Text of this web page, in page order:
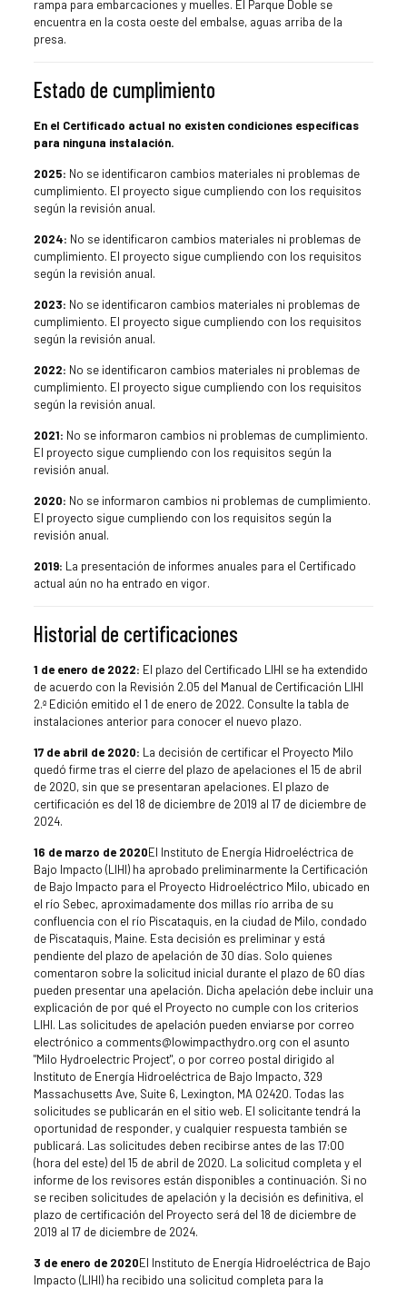
rampa para embarcaciones y muelles. El Parque Doble se
encuentra en la costa oeste del embalse, aguas arriba de la
presa.
Estado de cumplimiento
En el Certificado actual no existen condiciones específicas
para ninguna instalación.
2025: No se identificaron cambios materiales ni problemas de
cumplimiento. El proyecto sigue cumpliendo con los requisitos
según la revisión anual.
2024: No se identificaron cambios materiales ni problemas de
cumplimiento. El proyecto sigue cumpliendo con los requisitos
según la revisión anual.
2023: No se identificaron cambios materiales ni problemas de
cumplimiento. El proyecto sigue cumpliendo con los requisitos
según la revisión anual.
2022: No se identificaron cambios materiales ni problemas de
cumplimiento. El proyecto sigue cumpliendo con los requisitos
según la revisión anual.
2021: No se informaron cambios ni problemas de cumplimiento.
El proyecto sigue cumpliendo con los requisitos según la
revisión anual.
2020: No se informaron cambios ni problemas de cumplimiento.
El proyecto sigue cumpliendo con los requisitos según la
revisión anual.
2019: La presentación de informes anuales para el Certificado
actual aún no ha entrado en vigor.
Historial de certificaciones
1 de enero de 2022: El plazo del Certificado LIHI se ha extendido
de acuerdo con la Revisión 2.05 del Manual de Certificación LIHI
2.ª Edición emitido el 1 de enero de 2022. Consulte la tabla de
instalaciones anterior para conocer el nuevo plazo.
17 de abril de 2020: La decisión de certificar el Proyecto Milo
quedó firme tras el cierre del plazo de apelaciones el 15 de abril
de 2020, sin que se presentaran apelaciones. El plazo de
certificación es del 18 de diciembre de 2019 al 17 de diciembre de
2024.
16 de marzo de 2020El Instituto de Energía Hidroeléctrica de
Bajo Impacto (LIHI) ha aprobado preliminarmente la Certificación
de Bajo Impacto para el Proyecto Hidroeléctrico Milo, ubicado en
el río Sebec, aproximadamente dos millas río arriba de su
confluencia con el río Piscataquis, en la ciudad de Milo, condado
de Piscataquis, Maine. Esta decisión es preliminar y está
pendiente del plazo de apelación de 30 días. Solo quienes
comentaron sobre la solicitud inicial durante el plazo de 60 días
pueden presentar una apelación. Dicha apelación debe incluir una
explicación de por qué el Proyecto no cumple con los criterios
LIHI. Las solicitudes de apelación pueden enviarse por correo
electrónico a comments@lowimpacthydro.org con el asunto
"Milo Hydroelectric Project", o por correo postal dirigido al
Instituto de Energía Hidroeléctrica de Bajo Impacto, 329
Massachusetts Ave, Suite 6, Lexington, MA 02420. Todas las
solicitudes se publicarán en el sitio web. El solicitante tendrá la
oportunidad de responder, y cualquier respuesta también se
publicará. Las solicitudes deben recibirse antes de las 17:00
(hora del este) del 15 de abril de 2020. La solicitud completa y el
informe de los revisores están disponibles a continuación. Si no
se reciben solicitudes de apelación y la decisión es definitiva, el
plazo de certificación del Proyecto será del 18 de diciembre de
2019 al 17 de diciembre de 2024.
3 de enero de 2020El Instituto de Energía Hidroeléctrica de Bajo
Impacto (LIHI) ha recibido una solicitud completa para la